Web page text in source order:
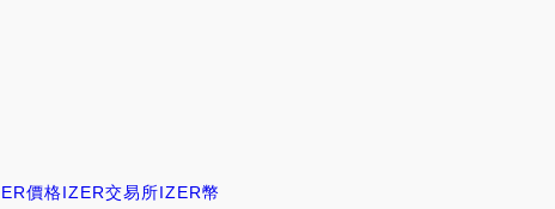
價格IZER交易所IZER幣